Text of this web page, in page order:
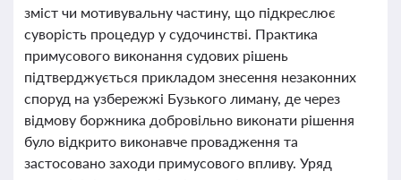
зміст чи мотивувальну частину, що підкреслює
суворість процедур у судочинстві. Практика
примусового виконання судових рішень
підтверджується прикладом знесення незаконних
споруд на узбережжі Бузького лиману, де через
відмову боржника добровільно виконати рішення
було відкрито виконавче провадження та
застосовано заходи примусового впливу. Уряд